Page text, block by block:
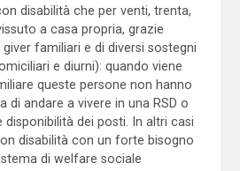
disabilità che per venti, trenta,
a casa propria, grazie
giver familiari e di diversi sostegni
e diurni): quando viene
queste persone non hanno
di andare a vivere in una RSD o
disponibilità dei posti. In altri casi
disabilità con un forte bisogno
di welfare sociale